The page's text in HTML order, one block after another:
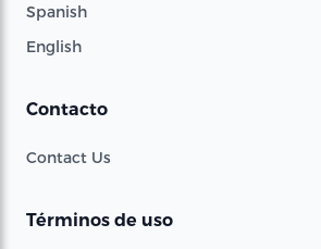
Spanish
English
Contacto
Contact Us
Términos de uso